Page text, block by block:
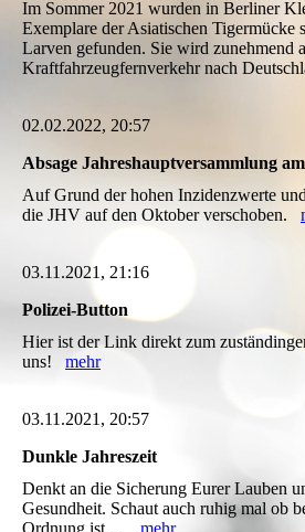
Im Sommer 2021 wurden in Berliner
Exemplare der Asiatischen Tigermücke
Larven gefunden. Sie wird zunehmend
Kraftfahrzeugfernverkehr nach
02.02.2022, 20:57
Absage Jahreshauptversammlung
Auf Grund der hohen Inzidenzwerte
die JHV auf den Oktober verschoben.
03.11.2021, 21:16
Polizei-Button
Hier ist der Link direkt zum
uns! mehr
03.11.2021, 20:57
Dunkle Jahreszeit
Denkt an die Sicherung Eurer Lauben
Gesundheit. Schaut auch ruhig mal ob